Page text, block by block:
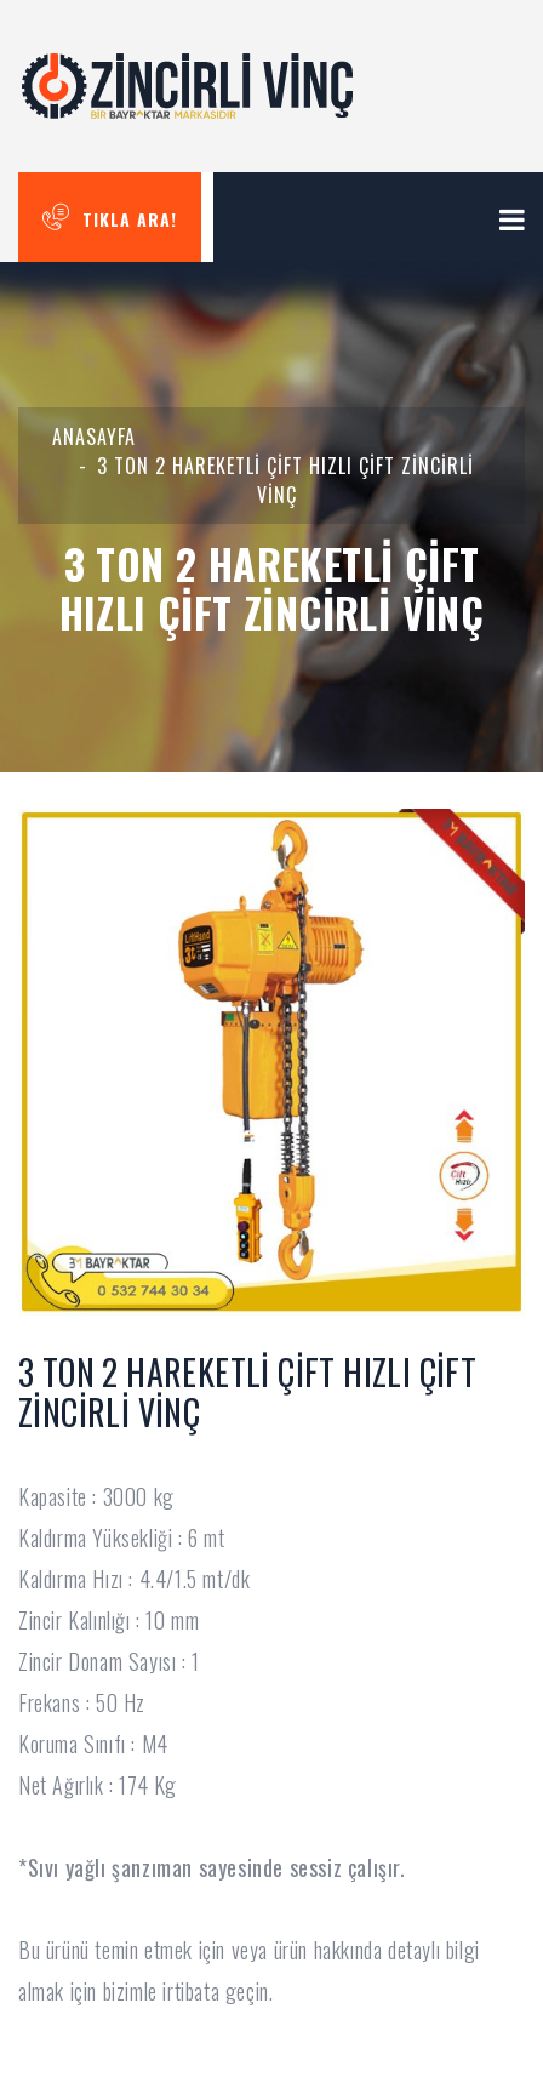
TIKLA ARA!
ANASAYFA
3 TON 2 HAREKETLİ ÇİFT HIZLI ÇİFT ZİNCİRLİ
VİNÇ
3 TON 2 HAREKETLİ ÇİFT
HIZLI ÇİFT ZİNCİRLİ VİNÇ
3 TON 2 HAREKETLİ ÇİFT HIZLI ÇİFT
ZİNCİRLİ VİNÇ
Kapasite : 3000 kg
Kaldırma Yüksekliği : 6 mt
Kaldırma Hızı : 4.4/1.5 mt/dk
Zincir Kalınlığı : 10 mm
Zincir Donam Sayısı : 1
Frekans : 50 Hz
Koruma Sınıfı : M4
Net Ağırlık : 174 Kg
*Sıvı yağlı şanzıman sayesinde sessiz çalışır.
Bu ürünü temin etmek için veya ürün hakkında detaylı bilgi
almak için bizimle irtibata geçin.